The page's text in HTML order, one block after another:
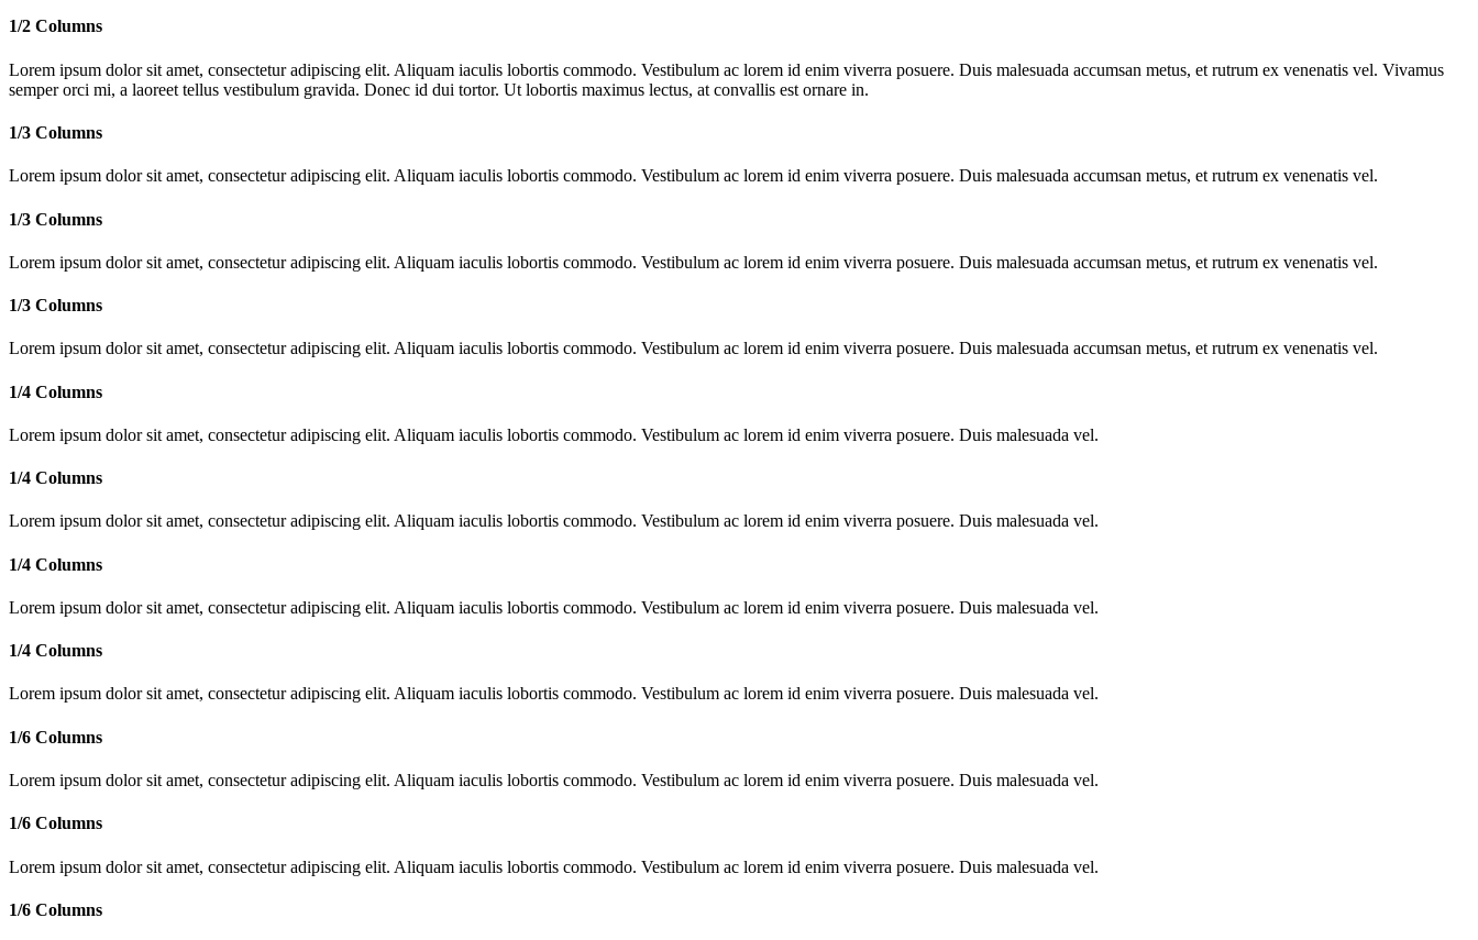
1/2 Columns
Lorem ipsum dolor sit amet, consectetur adipiscing elit. Aliquam iaculis lobortis commodo. Vestibulum ac lorem id enim viverra posuere. Duis malesuada accumsan metus, et rutrum ex venenatis vel. Vivamus
semper orci mi, a laoreet tellus vestibulum gravida. Donec id dui tortor. Ut lobortis maximus lectus, at convallis est ornare in.
1/3 Columns
Lorem ipsum dolor sit amet, consectetur adipiscing elit. Aliquam iaculis lobortis commodo. Vestibulum ac lorem id enim viverra posuere. Duis malesuada accumsan metus, et rutrum ex venenatis vel.
1/3 Columns
Lorem ipsum dolor sit amet, consectetur adipiscing elit. Aliquam iaculis lobortis commodo. Vestibulum ac lorem id enim viverra posuere. Duis malesuada accumsan metus, et rutrum ex venenatis vel.
1/3 Columns
Lorem ipsum dolor sit amet, consectetur adipiscing elit. Aliquam iaculis lobortis commodo. Vestibulum ac lorem id enim viverra posuere. Duis malesuada accumsan metus, et rutrum ex venenatis vel.
1/4 Columns
Lorem ipsum dolor sit amet, consectetur adipiscing elit. Aliquam iaculis lobortis commodo. Vestibulum ac lorem id enim viverra posuere. Duis malesuada vel.
1/4 Columns
Lorem ipsum dolor sit amet, consectetur adipiscing elit. Aliquam iaculis lobortis commodo. Vestibulum ac lorem id enim viverra posuere. Duis malesuada vel.
1/4 Columns
Lorem ipsum dolor sit amet, consectetur adipiscing elit. Aliquam iaculis lobortis commodo. Vestibulum ac lorem id enim viverra posuere. Duis malesuada vel.
1/4 Columns
Lorem ipsum dolor sit amet, consectetur adipiscing elit. Aliquam iaculis lobortis commodo. Vestibulum ac lorem id enim viverra posuere. Duis malesuada vel.
1/6 Columns
Lorem ipsum dolor sit amet, consectetur adipiscing elit. Aliquam iaculis lobortis commodo. Vestibulum ac lorem id enim viverra posuere. Duis malesuada vel.
1/6 Columns
Lorem ipsum dolor sit amet, consectetur adipiscing elit. Aliquam iaculis lobortis commodo. Vestibulum ac lorem id enim viverra posuere. Duis malesuada vel.
1/6 Columns